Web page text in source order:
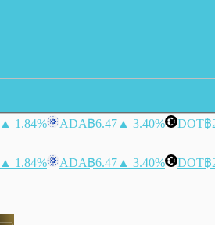
▲ 1.84% ADA฿6.47 ▲ 3.40% DOT฿
▲ 1.84% ADA฿6.47 ▲ 3.40% DOT฿